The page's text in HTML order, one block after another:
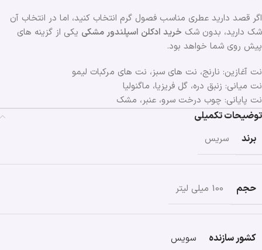
اگر قصد دارید عطری مناسب فصول گرم انتخاب کنید، اما در انتخاب آن
شک دارید، بدون شک خرید ادکلن اسپلندور مشکی یکی از گزینه های
پیش روی شما خواهد بود.
نت آغازین: نارنج، نت های سبز، نت های مرکبات لیمو
نت میانی: زنبق دره، گل فریزیا، ماگنولیا
نت پایانی: چوب درخت سرو، عنبر، مشک
توضیحات تکمیلی
برند
سریس
حجم 100 میلی لیتر
کشور سازنده سویس